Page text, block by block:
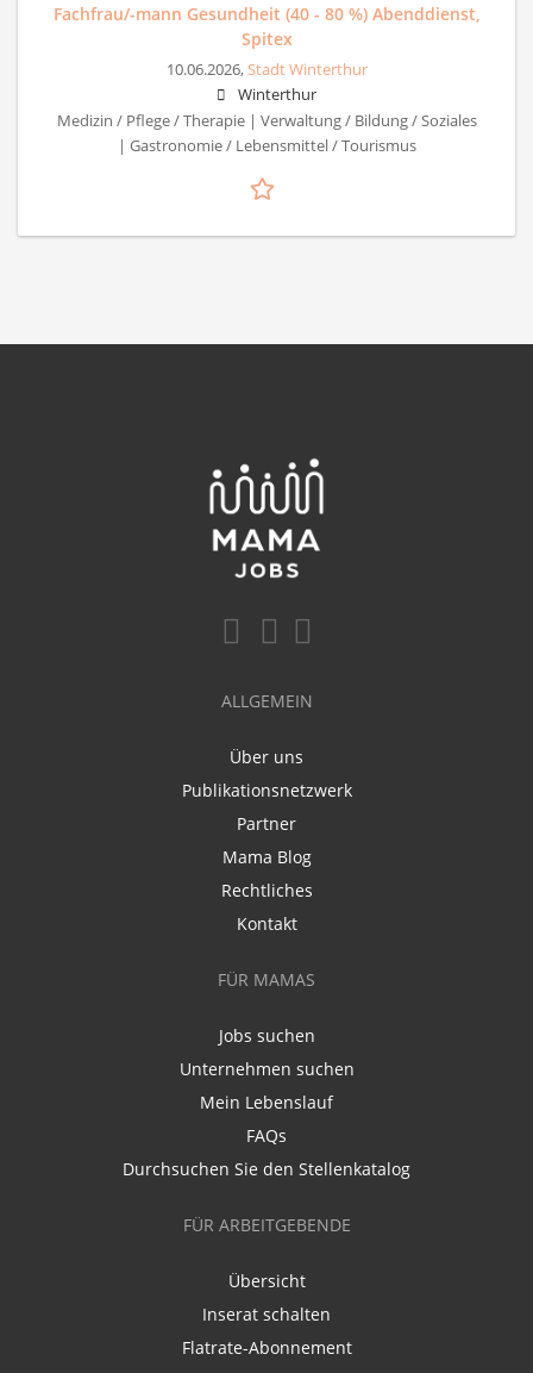
Fachfrau/-mann Gesundheit (40 - 80 %) Abenddienst,
Spitex
10.06.2026,Stadt Winterthur
Winterthur
Medizin / Pflege / Therapie | Verwaltung / Bildung / Soziales
| Gastronomie / Lebensmittel / Tourismus
ALLGEMEIN
Über uns
Publikationsnetzwerk
Partner
Mama Blog
Rechtliches
Kontakt
FÜR MAMAS
Jobs suchen
Unternehmen suchen
Mein Lebenslauf
FAQs
Durchsuchen Sie den Stellenkatalog
FÜR ARBEITGEBENDE
Übersicht
Inserat schalten
Flatrate-Abonnement